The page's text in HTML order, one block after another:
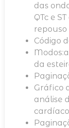
das
QTc e
Código
da
Gráfico
análise